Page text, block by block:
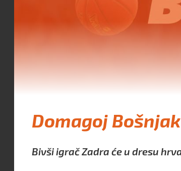
Domagoj
Bivši igrač Zadra će u dresu